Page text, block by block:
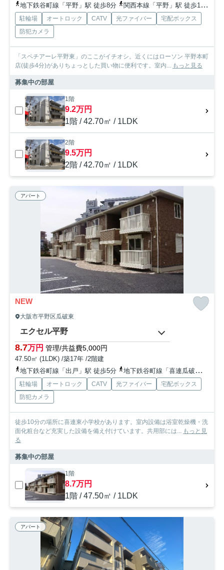
地下鉄谷町線「平野」駅 徒歩8分 関西本線「平野」駅 徒歩15分
駐輪場 オートロック CATV 光ファイバー
宅配ボックス
防犯カメラ
「スペチアーレ平野東」のここがイチオシ。近くにはローソン 平野本町
店(徒歩4分)がありちょっとした買い物に便利です。室内... もっと見る
募集中の部屋
1階
9.2万円
1階 / 42.70㎡ / 1LDK
2階
9.5万円
2階 / 42.70㎡ / 1LDK
アパート
NEW
大阪市平野区瓜破東
エクセル平野
8.7万円 管理/共益費5,000円
47.50㎡ (1LDK) /築17年 /2階建
地下鉄谷町線「出戸」駅 徒歩5分
地下鉄谷町線「喜連瓜破」駅 徒歩10分
駐輪場 オートロック CATV 光ファイバー
宅配ボックス
防犯カメラ
徒歩10分の場所に喜連東小学校があります。室内設備は浴室乾燥機・洗
面化粧台など充実した設備を備え付けています。共用部には... もっと見
る
募集中の部屋
1階
8.7万円
1階 / 47.50㎡ / 1LDK
アパート